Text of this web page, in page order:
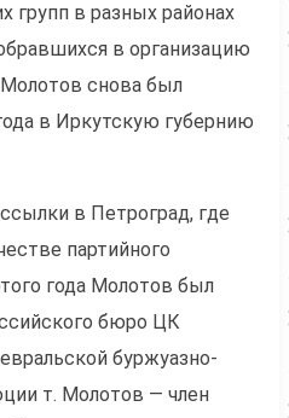
групп в разных районах
в организацию
Молотов снова был
в Иркутскую губернию
в Петроград, где
партийного
года Молотов был
бюро ЦК
буржуазно-
т. Молотов — член